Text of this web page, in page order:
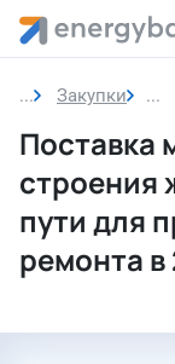
Закупки
Поставка
строения
пути для
ремонта в